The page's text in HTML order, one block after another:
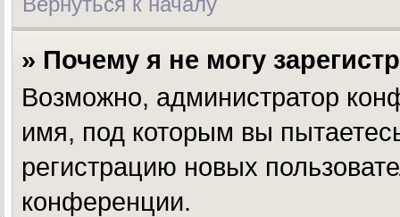
» Почему я не могу
Возможно, администратор
имя, под которым вы
регистрацию новых
конференции.